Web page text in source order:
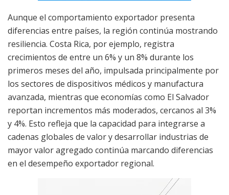
Aunque el comportamiento exportador presenta
diferencias entre países, la región continúa mostrando
resiliencia. Costa Rica, por ejemplo, registra
crecimientos de entre un 6% y un 8% durante los
primeros meses del año, impulsada principalmente por
los sectores de dispositivos médicos y manufactura
avanzada, mientras que economías como El Salvador
reportan incrementos más moderados, cercanos al 3%
y 4%. Esto refleja que la capacidad para integrarse a
cadenas globales de valor y desarrollar industrias de
mayor valor agregado continúa marcando diferencias
en el desempeño exportador regional.